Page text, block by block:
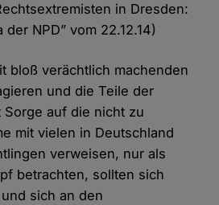
in Dresden:
NPD” vom 22.12.14)
bloß verächtlich machenden
und die Teile der
auf die nicht zu
mit vielen in Deutschland
verweisen, nur als
betrachten, sollten sich
sich an den